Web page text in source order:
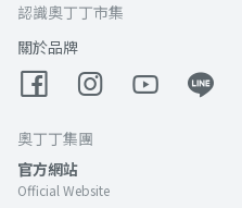
認識奧丁丁市集
關於品牌
奧丁丁集團
官方網站
Official Website